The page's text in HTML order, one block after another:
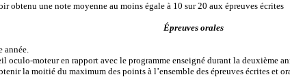
obtenu une note moyenne au moins égale à 10 sur 20 aux épreuves écrites
Épreuves orales
année.
oculo-moteur en rapport avec le programme enseigné durant la deuxième
la moitié du maximum des points à l’ensemble des épreuves écrites et